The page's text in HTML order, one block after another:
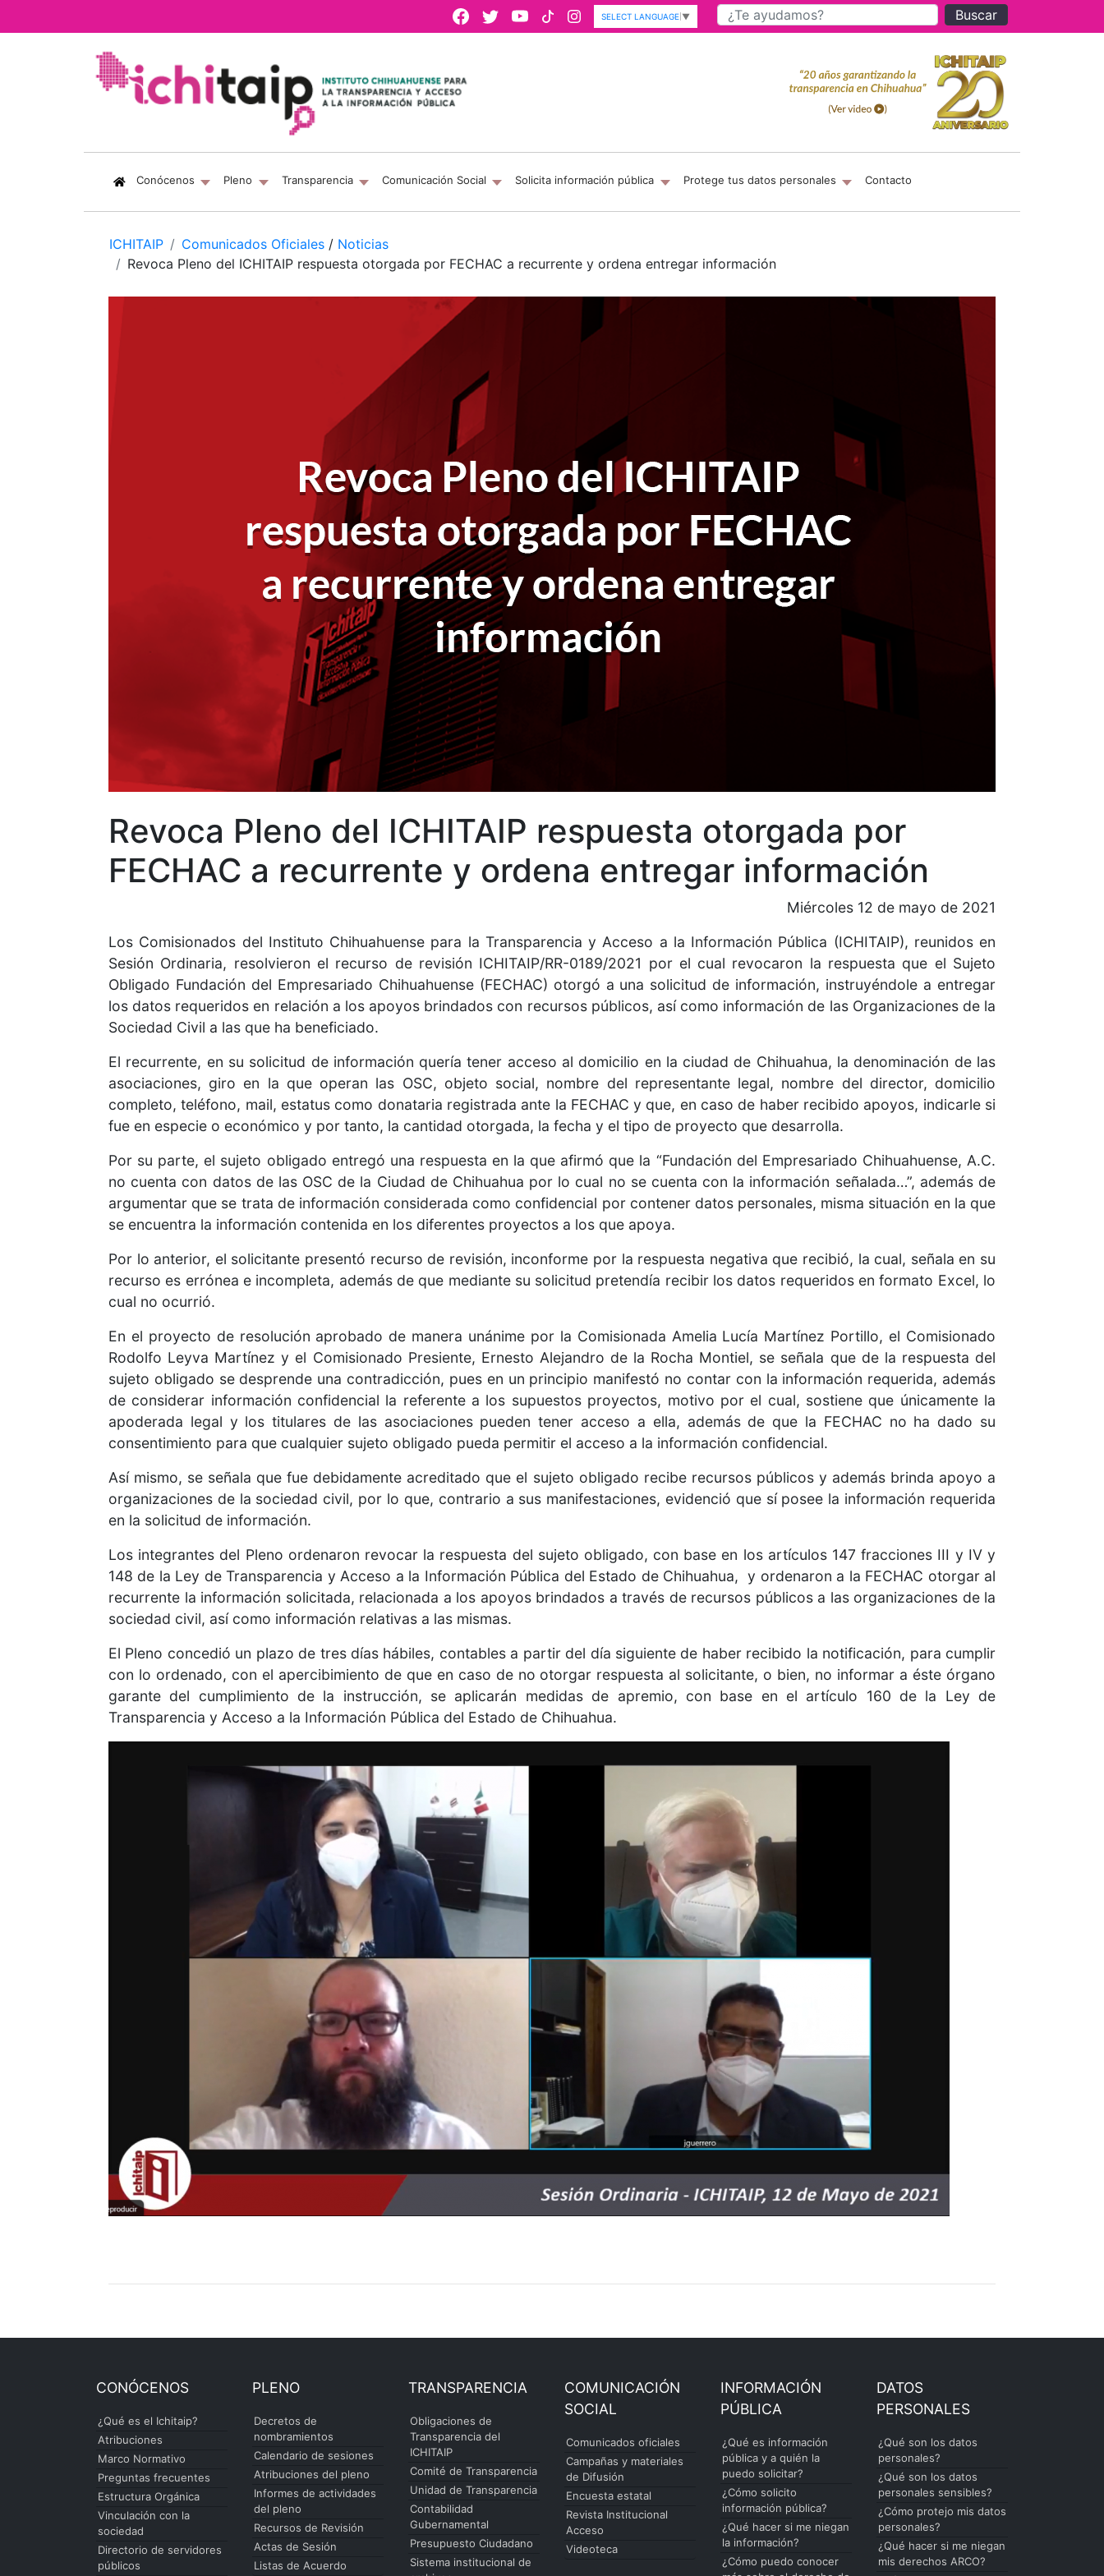
Buscar
SELECT LANGUAGE ▼
Conócenos (current)
Pleno Transparencia Comunicación Social Solicita información pública Protege tus datos personales Contacto
ICHITAIP Comunicados Oficiales / Noticias
Revoca Pleno del ICHITAIP respuesta otorgada por FECHAC a recurrente y ordena entregar información
Revoca Pleno del ICHITAIP respuesta otorgada por
FECHAC a recurrente y ordena entregar información
Miércoles 12 de mayo de 2021
Los Comisionados del Instituto Chihuahuense para la Transparencia y Acceso a la Información Pública (ICHITAIP), reunidos en
Sesión Ordinaria, resolvieron el recurso de revisión ICHITAIP/RR-0189/2021 por el cual revocaron la respuesta que el Sujeto
Obligado Fundación del Empresariado Chihuahuense (FECHAC) otorgó a una solicitud de información, instruyéndole a entregar
los datos requeridos en relación a los apoyos brindados con recursos públicos, así como información de las Organizaciones de la
Sociedad Civil a las que ha beneficiado.
El recurrente, en su solicitud de información quería tener acceso al domicilio en la ciudad de Chihuahua, la denominación de las
asociaciones, giro en la que operan las OSC, objeto social, nombre del representante legal, nombre del director, domicilio
completo, teléfono, mail, estatus como donataria registrada ante la FECHAC y que, en caso de haber recibido apoyos, indicarle si
fue en especie o económico y por tanto, la cantidad otorgada, la fecha y el tipo de proyecto que desarrolla.
Por su parte, el sujeto obligado entregó una respuesta en la que afirmó que la “Fundación del Empresariado Chihuahuense, A.C.
no cuenta con datos de las OSC de la Ciudad de Chihuahua por lo cual no se cuenta con la información señalada…”, además de
argumentar que se trata de información considerada como confidencial por contener datos personales, misma situación en la que
se encuentra la información contenida en los diferentes proyectos a los que apoya.
Por lo anterior, el solicitante presentó recurso de revisión, inconforme por la respuesta negativa que recibió, la cual, señala en su
recurso es errónea e incompleta, además de que mediante su solicitud pretendía recibir los datos requeridos en formato Excel, lo
cual no ocurrió.
En el proyecto de resolución aprobado de manera unánime por la Comisionada Amelia Lucía Martínez Portillo, el Comisionado
Rodolfo Leyva Martínez y el Comisionado Presiente, Ernesto Alejandro de la Rocha Montiel, se señala que de la respuesta del
sujeto obligado se desprende una contradicción, pues en un principio manifestó no contar con la información requerida, además
de considerar información confidencial la referente a los supuestos proyectos, motivo por el cual, sostiene que únicamente la
apoderada legal y los titulares de las asociaciones pueden tener acceso a ella, además de que la FECHAC no ha dado su
consentimiento para que cualquier sujeto obligado pueda permitir el acceso a la información confidencial.
Así mismo, se señala que fue debidamente acreditado que el sujeto obligado recibe recursos públicos y además brinda apoyo a
organizaciones de la sociedad civil, por lo que, contrario a sus manifestaciones, evidenció que sí posee la información requerida
en la solicitud de información.
Los integrantes del Pleno ordenaron revocar la respuesta del sujeto obligado, con base en los artículos 147 fracciones III y IV y
148 de la Ley de Transparencia y Acceso a la Información Pública del Estado de Chihuahua, y ordenaron a la FECHAC otorgar al
recurrente la información solicitada, relacionada a los apoyos brindados a través de recursos públicos a las organizaciones de la
sociedad civil, así como información relativas a las mismas.
El Pleno concedió un plazo de tres días hábiles, contables a partir del día siguiente de haber recibido la notificación, para cumplir
con lo ordenado, con el apercibimiento de que en caso de no otorgar respuesta al solicitante, o bien, no informar a éste órgano
garante del cumplimiento de la instrucción, se aplicarán medidas de apremio, con base en el artículo 160 de la Ley de
Transparencia y Acceso a la Información Pública del Estado de Chihuahua.
CONÓCENOS
¿Qué es el Ichitaip?
Atribuciones
Marco Normativo
Preguntas frecuentes
Estructura Orgánica
Vinculación con la
sociedad
Directorio de servidores
públicos
PLENO
Decretos de
nombramientos
Calendario de sesiones
Atribuciones del pleno
Informes de actividades
del pleno
Recursos de Revisión
Actas de Sesión
Listas de Acuerdo
TRANSPARENCIA
Obligaciones de
Transparencia del
ICHITAIP
Comité de Transparencia
Unidad de Transparencia
Contabilidad
Gubernamental
Presupuesto Ciudadano
Sistema institucional de
COMUNICACIÓN
SOCIAL
Comunicados oficiales
Campañas y materiales
de Difusión
Encuesta estatal
Revista Institucional
Acceso
Videoteca
INFORMACIÓN
PÚBLICA
¿Qué es información
pública y a quién la
puedo solicitar?
¿Cómo solicito
información pública?
¿Qué hacer si me niegan
la información?
¿Cómo puedo conocer
DATOS
PERSONALES
¿Qué son los datos
personales?
¿Qué son los datos
personales sensibles?
¿Cómo protejo mis datos
personales?
¿Qué hacer si me niegan
mis derechos ARCO?